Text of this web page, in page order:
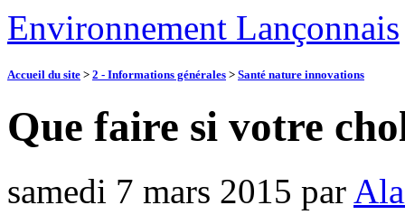
Environnement Lançonnais
Accueil du site > 2 - Informations générales > Santé nature innovations
Que faire si votre
samedi 7 mars 2015 par